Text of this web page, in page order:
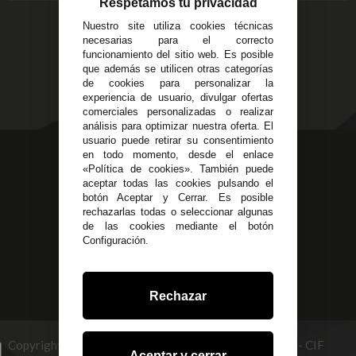
14
Alzira - Valencia
C/ Esplugues, 135
Política de Privacidad
Pago Seguro
Terminos y
Condiciones Generales
Políticas de Cookies
623 23 31 98
Atendemos Whatsapp
955 44 45 43/955 44 45 44
info@steielectronica.com
Avenida Plaza de Toros,
Local 3 Écija (Sevilla)
Copyright © 2026 STEI GLOBAL MULTISERVICES, S.L - CIF
Respetamos tu privacidad
Nuestro site utiliza cookies técnicas
necesarias para el correcto
funcionamiento del sitio web. Es posible
que además se utilicen otras categorías
de cookies para personalizar la
experiencia de usuario, divulgar ofertas
comerciales personalizadas o realizar
análisis para optimizar nuestra oferta. El
usuario puede retirar su consentimiento
en todo momento, desde el enlace
«Política de cookies». También puede
aceptar todas las cookies pulsando el
botón Aceptar y Cerrar. Es posible
rechazarlas todas o seleccionar algunas
de las cookies mediante el botón
Configuración.
Rechazar